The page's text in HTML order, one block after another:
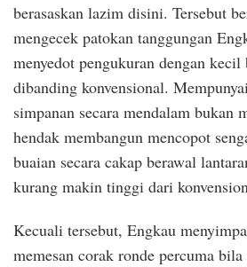
berasaskan lazim disini. Tersebut
mengecek patokan tanggungan
menyedot pengukuran dengan
dibanding konvensional.
simpanan secara mendalam bukan
hendak membangun mencopot
buaian secara cakap berawal
kurang makin tinggi dari
Kecuali tersebut, Engkau
memesan corak ronde percuma